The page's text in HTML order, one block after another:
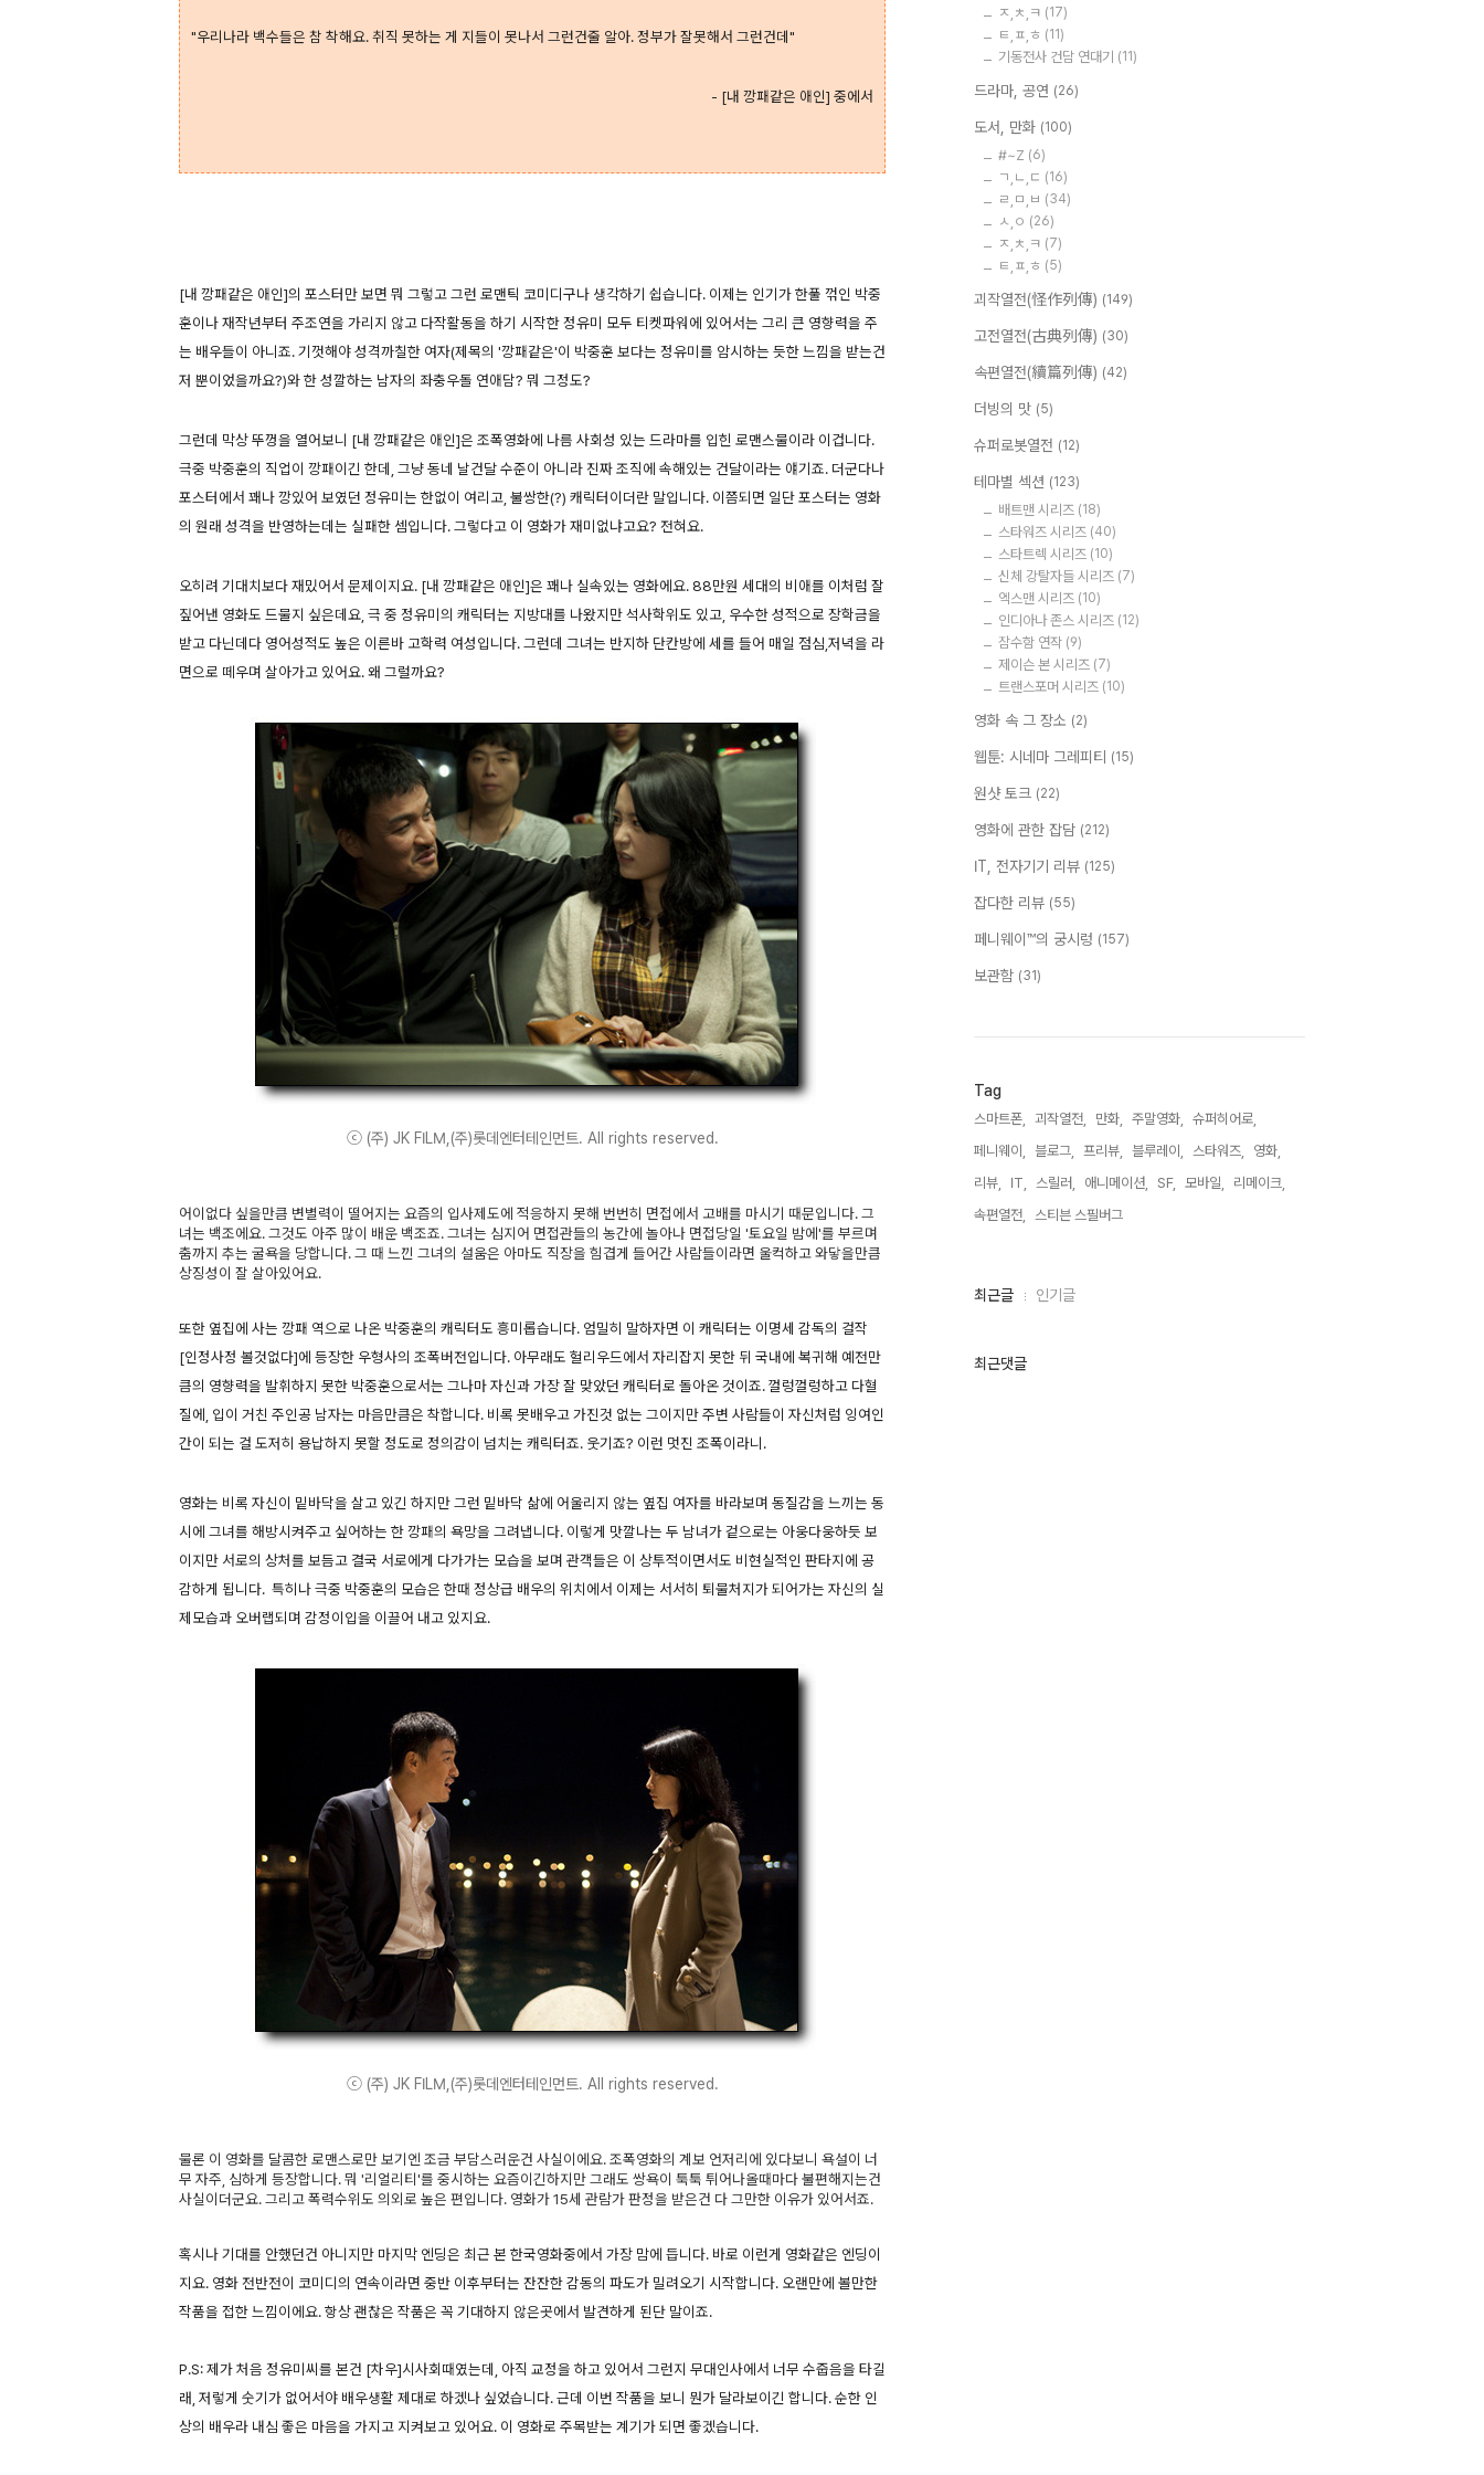
"우리나라 백수들은 참 착해요. 취직 못하는 게 지들이 못나서 그런건줄 알아. 정부가 잘못해서 그런건데"
- [내 깡패같은 애인] 중에서
[내 깡패같은 애인]의 포스터만 보면 뭐 그렇고 그런 로맨틱 코미디구나 생각하기 쉽습니다. 이제는 인기가 한풀 꺾인 박중
훈이나 재작년부터 주조연을 가리지 않고 다작활동을 하기 시작한 정유미 모두 티켓파워에 있어서는 그리 큰 영향력을 주
는 배우들이 아니죠. 기껏해야 성격까칠한 여자(제목의 '깡패같은'이 박중훈 보다는 정유미를 암시하는 듯한 느낌을 받는건
저 뿐이었을까요?)와 한 성깔하는 남자의 좌충우돌 연애담? 뭐 그정도?
그런데 막상 뚜껑을 열어보니 [내 깡패같은 애인]은 조폭영화에 나름 사회성 있는 드라마를 입힌 로맨스물이라 이겁니다.
극중 박중훈의 직업이 깡패이긴 한데, 그냥 동네 날건달 수준이 아니라 진짜 조직에 속해있는 건달이라는 얘기죠. 더군다나
포스터에서 꽤나 깡있어 보였던 정유미는 한없이 여리고, 불쌍한(?) 캐릭터이더란 말입니다. 이쯤되면 일단 포스터는 영화
의 원래 성격을 반영하는데는 실패한 셈입니다. 그렇다고 이 영화가 재미없냐고요? 전혀요.
오히려 기대치보다 재밌어서 문제이지요. [내 깡패같은 애인]은 꽤나 실속있는 영화에요. 88만원 세대의 비애를 이처럼 잘
짚어낸 영화도 드물지 싶은데요, 극 중 정유미의 캐릭터는 지방대를 나왔지만 석사학위도 있고, 우수한 성적으로 장학금을
받고 다닌데다 영어성적도 높은 이른바 고학력 여성입니다. 그런데 그녀는 반지하 단칸방에 세를 들어 매일 점심,저녁을 라
면으로 떼우며 살아가고 있어요. 왜 그럴까요?
ⓒ (주) JK FILM,(주)롯데엔터테인먼트. All rights reserved.
어이없다 싶을만큼 변별력이 떨어지는 요즘의 입사제도에 적응하지 못해 번번히 면접에서 고배를 마시기 때문입니다. 그
녀는 백조에요. 그것도 아주 많이 배운 백조죠. 그녀는 심지어 면접관들의 농간에 놀아나 면접당일 '토요일 밤에'를 부르며
춤까지 추는 굴욕을 당합니다. 그 때 느낀 그녀의 설움은 아마도 직장을 힘겹게 들어간 사람들이라면 울컥하고 와닿을만큼
상징성이 잘 살아있어요.
또한 옆집에 사는 깡패 역으로 나온 박중훈의 캐릭터도 흥미롭습니다. 엄밀히 말하자면 이 캐릭터는 이명세 감독의 걸작
[인정사정 볼것없다]에 등장한 우형사의 조폭버전입니다. 아무래도 헐리우드에서 자리잡지 못한 뒤 국내에 복귀해 예전만
큼의 영향력을 발휘하지 못한 박중훈으로서는 그나마 자신과 가장 잘 맞았던 캐릭터로 돌아온 것이죠. 껄렁껄렁하고 다혈
질에, 입이 거친 주인공 남자는 마음만큼은 착합니다. 비록 못배우고 가진것 없는 그이지만 주변 사람들이 자신처럼 잉여인
간이 되는 걸 도저히 용납하지 못할 정도로 정의감이 넘치는 캐릭터죠. 웃기죠? 이런 멋진 조폭이라니.
영화는 비록 자신이 밑바닥을 살고 있긴 하지만 그런 밑바닥 삶에 어울리지 않는 옆집 여자를 바라보며 동질감을 느끼는 동
시에 그녀를 해방시켜주고 싶어하는 한 깡패의 욕망을 그려냅니다. 이렇게 맛깔나는 두 남녀가 겉으로는 아웅다웅하듯 보
이지만 서로의 상처를 보듬고 결국 서로에게 다가가는 모습을 보며 관객들은 이 상투적이면서도 비현실적인 판타지에 공
감하게 됩니다. 특히나 극중 박중훈의 모습은 한때 정상급 배우의 위치에서 이제는 서서히 퇴물처지가 되어가는 자신의 실
제모습과 오버랩되며 감정이입을 이끌어 내고 있지요.
ⓒ (주) JK FILM,(주)롯데엔터테인먼트. All rights reserved.
물론 이 영화를 달콤한 로맨스로만 보기엔 조금 부담스러운건 사실이에요. 조폭영화의 계보 언저리에 있다보니 욕설이 너
무 자주, 심하게 등장합니다. 뭐 '리얼리티'를 중시하는 요즘이긴하지만 그래도 쌍욕이 툭툭 튀어나올때마다 불편해지는건
사실이더군요. 그리고 폭력수위도 의외로 높은 편입니다. 영화가 15세 관람가 판정을 받은건 다 그만한 이유가 있어서죠.
혹시나 기대를 안했던건 아니지만 마지막 엔딩은 최근 본 한국영화중에서 가장 맘에 듭니다. 바로 이런게 영화같은 엔딩이
지요. 영화 전반전이 코미디의 연속이라면 중반 이후부터는 잔잔한 감동의 파도가 밀려오기 시작합니다. 오랜만에 볼만한
작품을 접한 느낌이에요. 항상 괜찮은 작품은 꼭 기대하지 않은곳에서 발견하게 된단 말이죠.
P.S: 제가 처음 정유미씨를 본건 [차우]시사회때였는데, 아직 교정을 하고 있어서 그런지 무대인사에서 너무 수줍음을 타길
래, 저렇게 숫기가 없어서야 배우생활 제대로 하겠나 싶었습니다. 근데 이번 작품을 보니 뭔가 달라보이긴 합니다. 순한 인
상의 배우라 내심 좋은 마음을 가지고 지켜보고 있어요. 이 영화로 주목받는 계기가 되면 좋겠습니다.
ㅈ,ㅊ,ㅋ (17)
ㅌ,ㅍ,ㅎ (11)
기동전사 건담 연대기 (11)
드라마, 공연 (26)
도서, 만화 (100)
#~Z (6)
ㄱ,ㄴ,ㄷ (16)
ㄹ,ㅁ,ㅂ (34)
ㅅ,ㅇ (26)
ㅈ,ㅊ,ㅋ (7)
ㅌ,ㅍ,ㅎ (5)
괴작열전(怪作列傳) (149)
고전열전(古典列傳) (30)
속편열전(續篇列傳) (42)
더빙의 맛 (5)
슈퍼로봇열전 (12)
테마별 섹션 (123)
배트맨 시리즈 (18)
스타워즈 시리즈 (40)
스타트렉 시리즈 (10)
신체 강탈자들 시리즈 (7)
엑스맨 시리즈 (10)
인디아나 존스 시리즈 (12)
잠수함 연작 (9)
제이슨 본 시리즈 (7)
트랜스포머 시리즈 (10)
영화 속 그 장소 (2)
웹툰: 시네마 그레피티 (15)
원샷 토크 (22)
영화에 관한 잡담 (212)
IT, 전자기기 리뷰 (125)
잡다한 리뷰 (55)
페니웨이™의 궁시렁 (157)
보관함 (31)
Tag
스마트폰, 괴작열전, 만화, 주말영화,
슈퍼히어로,
페니웨이,
블로그, 프리뷰, 블루레이, 스타워즈,
영화,
리뷰,
IT, 스릴러, 애니메이션, SF, 모바일,
리메이크,
속편열전,
스티븐 스필버그,
최
인
최근글 인기글
최근댓글